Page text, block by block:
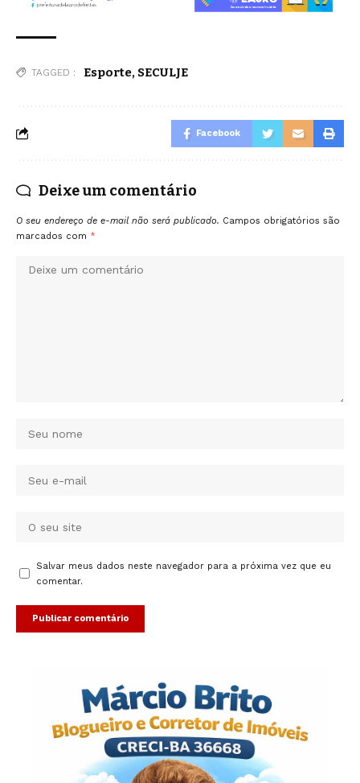
TAGGED : Esporte, SECULJE
Facebook
Deixe um comentário
O seu endereço de e-mail não será publicado. Campos obrigatórios são
marcados com *
Salvar meus dados neste navegador para a próxima vez que eu
comentar.